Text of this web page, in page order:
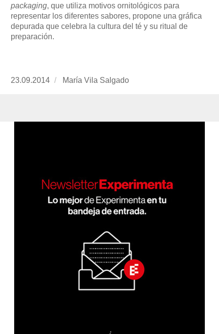
packaging, que utiliza motivos ornitológicos para
representar los diferentes sabores, propone una gráfica
depurada que celebra la cultura del té y su ritual de
preparación.
Publicado
23.09.2014 https://www.experimenta.es/author/mariavila/
María Vila Salgado